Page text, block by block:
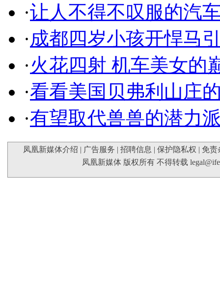
·让人不得不叹服的汽
·成都四岁小孩开悍马
·火花四射 机车美女的
·看看美国贝弗利山庄
·有望取代兽兽的潜力
凤凰新媒体介绍 | 广告服务 | 招聘信息 | 保护隐私权 | 免责
凤凰新媒体 版权所有 不得转载